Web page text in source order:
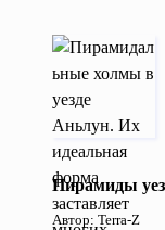
Пирамиды
Автор: Terra-Z